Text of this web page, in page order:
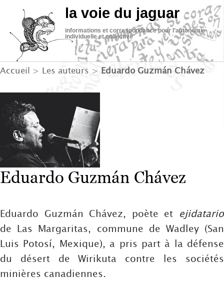
la voie du jaguar
informations et correspondance pour l’autonomie
individuelle et collective
Accueil > Les auteurs > Eduardo Guzmán Chávez
Eduardo Guzmán Chávez
Eduardo Guzmán Chávez, poète et ejidatario
de Las Margaritas, commune de Wadley (San
Luis Potosí, Mexique), a pris part à la défense
du désert de Wirikuta contre les sociétés
minières canadiennes.